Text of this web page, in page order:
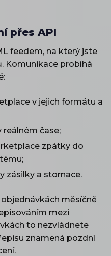
přes API
feedem, na který jste
Komunikace probíhá
v jejich formátu a
reálném čase;
zpátky do
zásilky a stornace.
měsíčně
mezi
to nezvládnete
znamená pozdní